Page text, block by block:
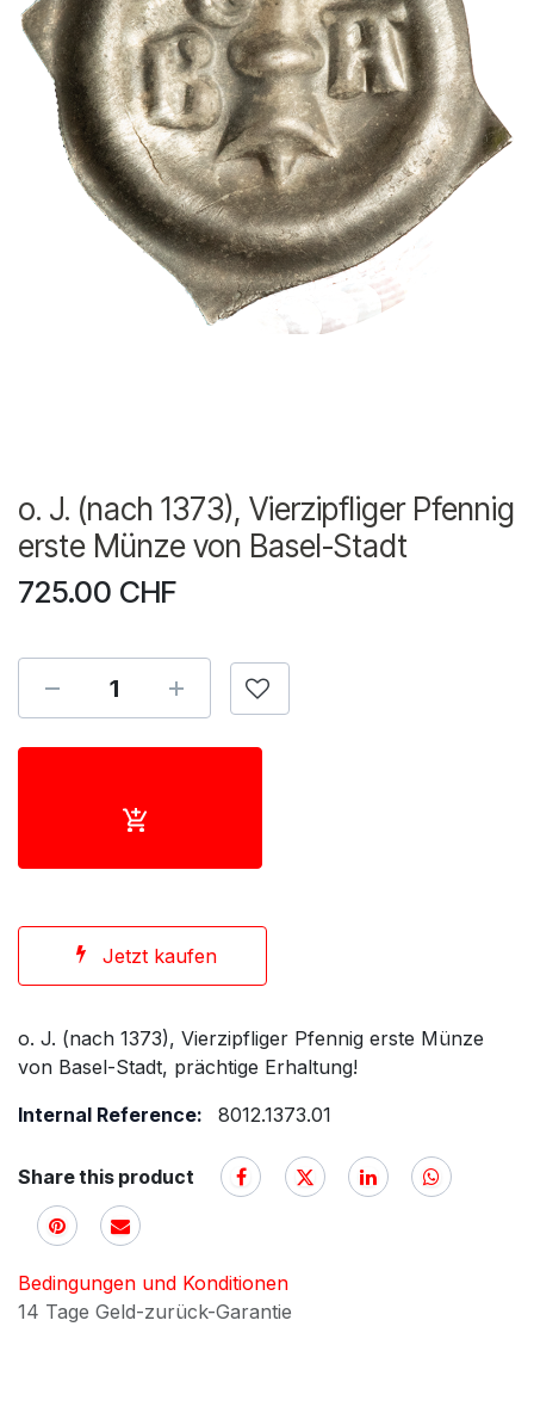
o. J. (nach 1373), Vierzipfliger Pfennig
erste Münze von Basel-Stadt
725.00 CHF
Jetzt kaufen
o. J. (nach 1373), Vierzipfliger Pfennig erste Münze
von Basel-Stadt, prächtige Erhaltung!
Internal Reference:
8012.1373.01
Share this product
Bedingungen und Konditionen
14 Tage Geld-zurück-Garantie